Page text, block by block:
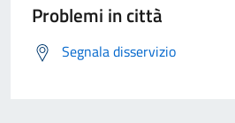
Problemi in città
Segnala disservizio